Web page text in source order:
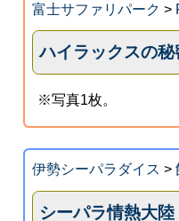
富士サファリパーク >
ハイラックスの秘
※写真1枚。
伊勢シーパラダイス >
シーパラ情熱大陸